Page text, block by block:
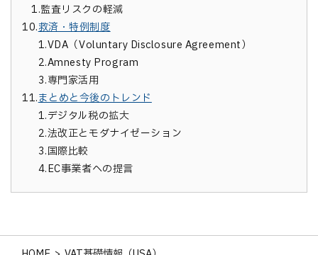
1.監査リスクの軽減
10.救済・特例制度
1.VDA（Voluntary Disclosure Agreement）
2.Amnesty Program
3.専門家活用
11.まとめと今後のトレンド
1.デジタル税の拡大
2.法改正とモダナイゼーション
3.国際比較
4.EC事業者への提言